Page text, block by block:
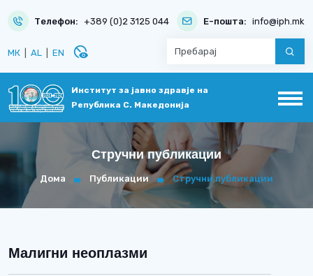
Телефон: +389 (0)2 3125 044 Е-пошта: info@iph.mk
МК AL EN disabled_visible
Институт за јавно здравје на
Република С. Македонија
Стручни публикации
Дома Публикации Стручни публикации
Малигни неоплазми